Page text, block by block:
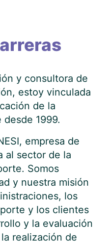
y consultora de
estoy vinculada
de la
1999.
empresa de
al sector de la
Somos
y nuestra misión
los
y los clientes
y la evaluación
realización de